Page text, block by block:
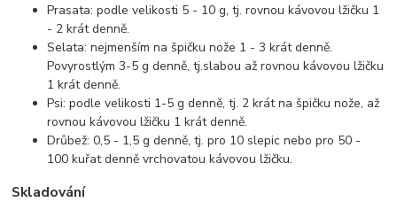
Prasata: podle velikosti 5 - 10 g, tj. rovnou kávovou lžičku 1
- 2 krát denně.
Selata: nejmenším na špičku nože 1 - 3 krát denně.
Povyrostlým 3-5 g denně, tj.slabou až rovnou kávovou lžičku
1 krát denně.
Psi: podle velikosti 1-5 g denně, tj. 2 krát na špičku nože, až
rovnou kávovou lžičku 1 krát denně.
Drůbež: 0,5 - 1,5 g denně, tj. pro 10 slepic nebo pro 50 -
100 kuřat denně vrchovatou kávovou lžičku.
Skladování